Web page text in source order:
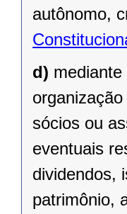
autônomo,
d)
sócios ou
eventuais
dividendos,
patrimônio,